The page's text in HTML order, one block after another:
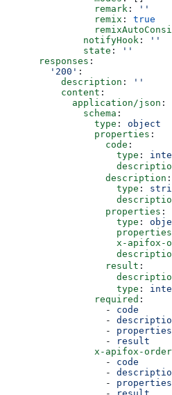
                remark
:
''
                remix
: true
              notifyHook
:
''
              state
:
''
      responses
:
        '200'
:
          description
:
''
          content
:
            application/json
:
              schema
:
                type
: object
                properties
:
                  code
:
                    type
:
                  description
:
                    type
:
                  properties
:
                    type
:
                    properties
x-apifox-
                  result
:
                    type
:
                required
:
                  -
code
                  -
                  -
properties
                  -
result
x-apifox-
                  -
code
                  -
                  -
properties
                  -
result